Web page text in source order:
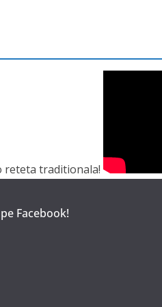
reteta traditionala!
Facebook!